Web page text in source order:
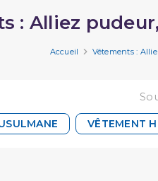
: Alliez
Accueil Vêtements :
VÊTEMENT